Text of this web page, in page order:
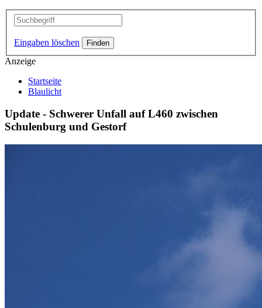
Eingaben löschen
Anzeige
Startseite
Blaulicht
Update - Schwerer Unfall auf L460 zwischen
Schulenburg und Gestorf